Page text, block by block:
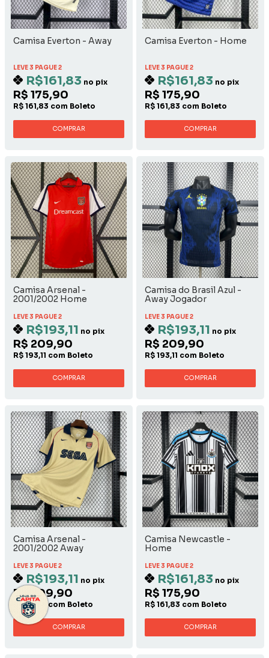
Camisa Everton - Away
LEVE 3 PAGUE 2
R$161,83 no pix
R$ 175,90
R$ 161,83 com Boleto
COMPRAR
Camisa Everton - Home
LEVE 3 PAGUE 2
R$161,83 no pix
R$ 175,90
R$ 161,83 com Boleto
COMPRAR
Camisa Arsenal -
2001/2002 Home
LEVE 3 PAGUE 2
R$193,11 no pix
R$ 209,90
R$ 193,11 com Boleto
COMPRAR
Camisa do Brasil Azul -
Away Jogador
LEVE 3 PAGUE 2
R$193,11 no pix
R$ 209,90
R$ 193,11 com Boleto
COMPRAR
Camisa Arsenal -
2001/2002 Away
LEVE 3 PAGUE 2
R$193,11 no pix
R$ 209,90
R$ 193,11 com Boleto
COMPRAR
Camisa Newcastle -
Home
LEVE 3 PAGUE 2
R$161,83 no pix
R$ 175,90
R$ 161,83 com Boleto
COMPRAR